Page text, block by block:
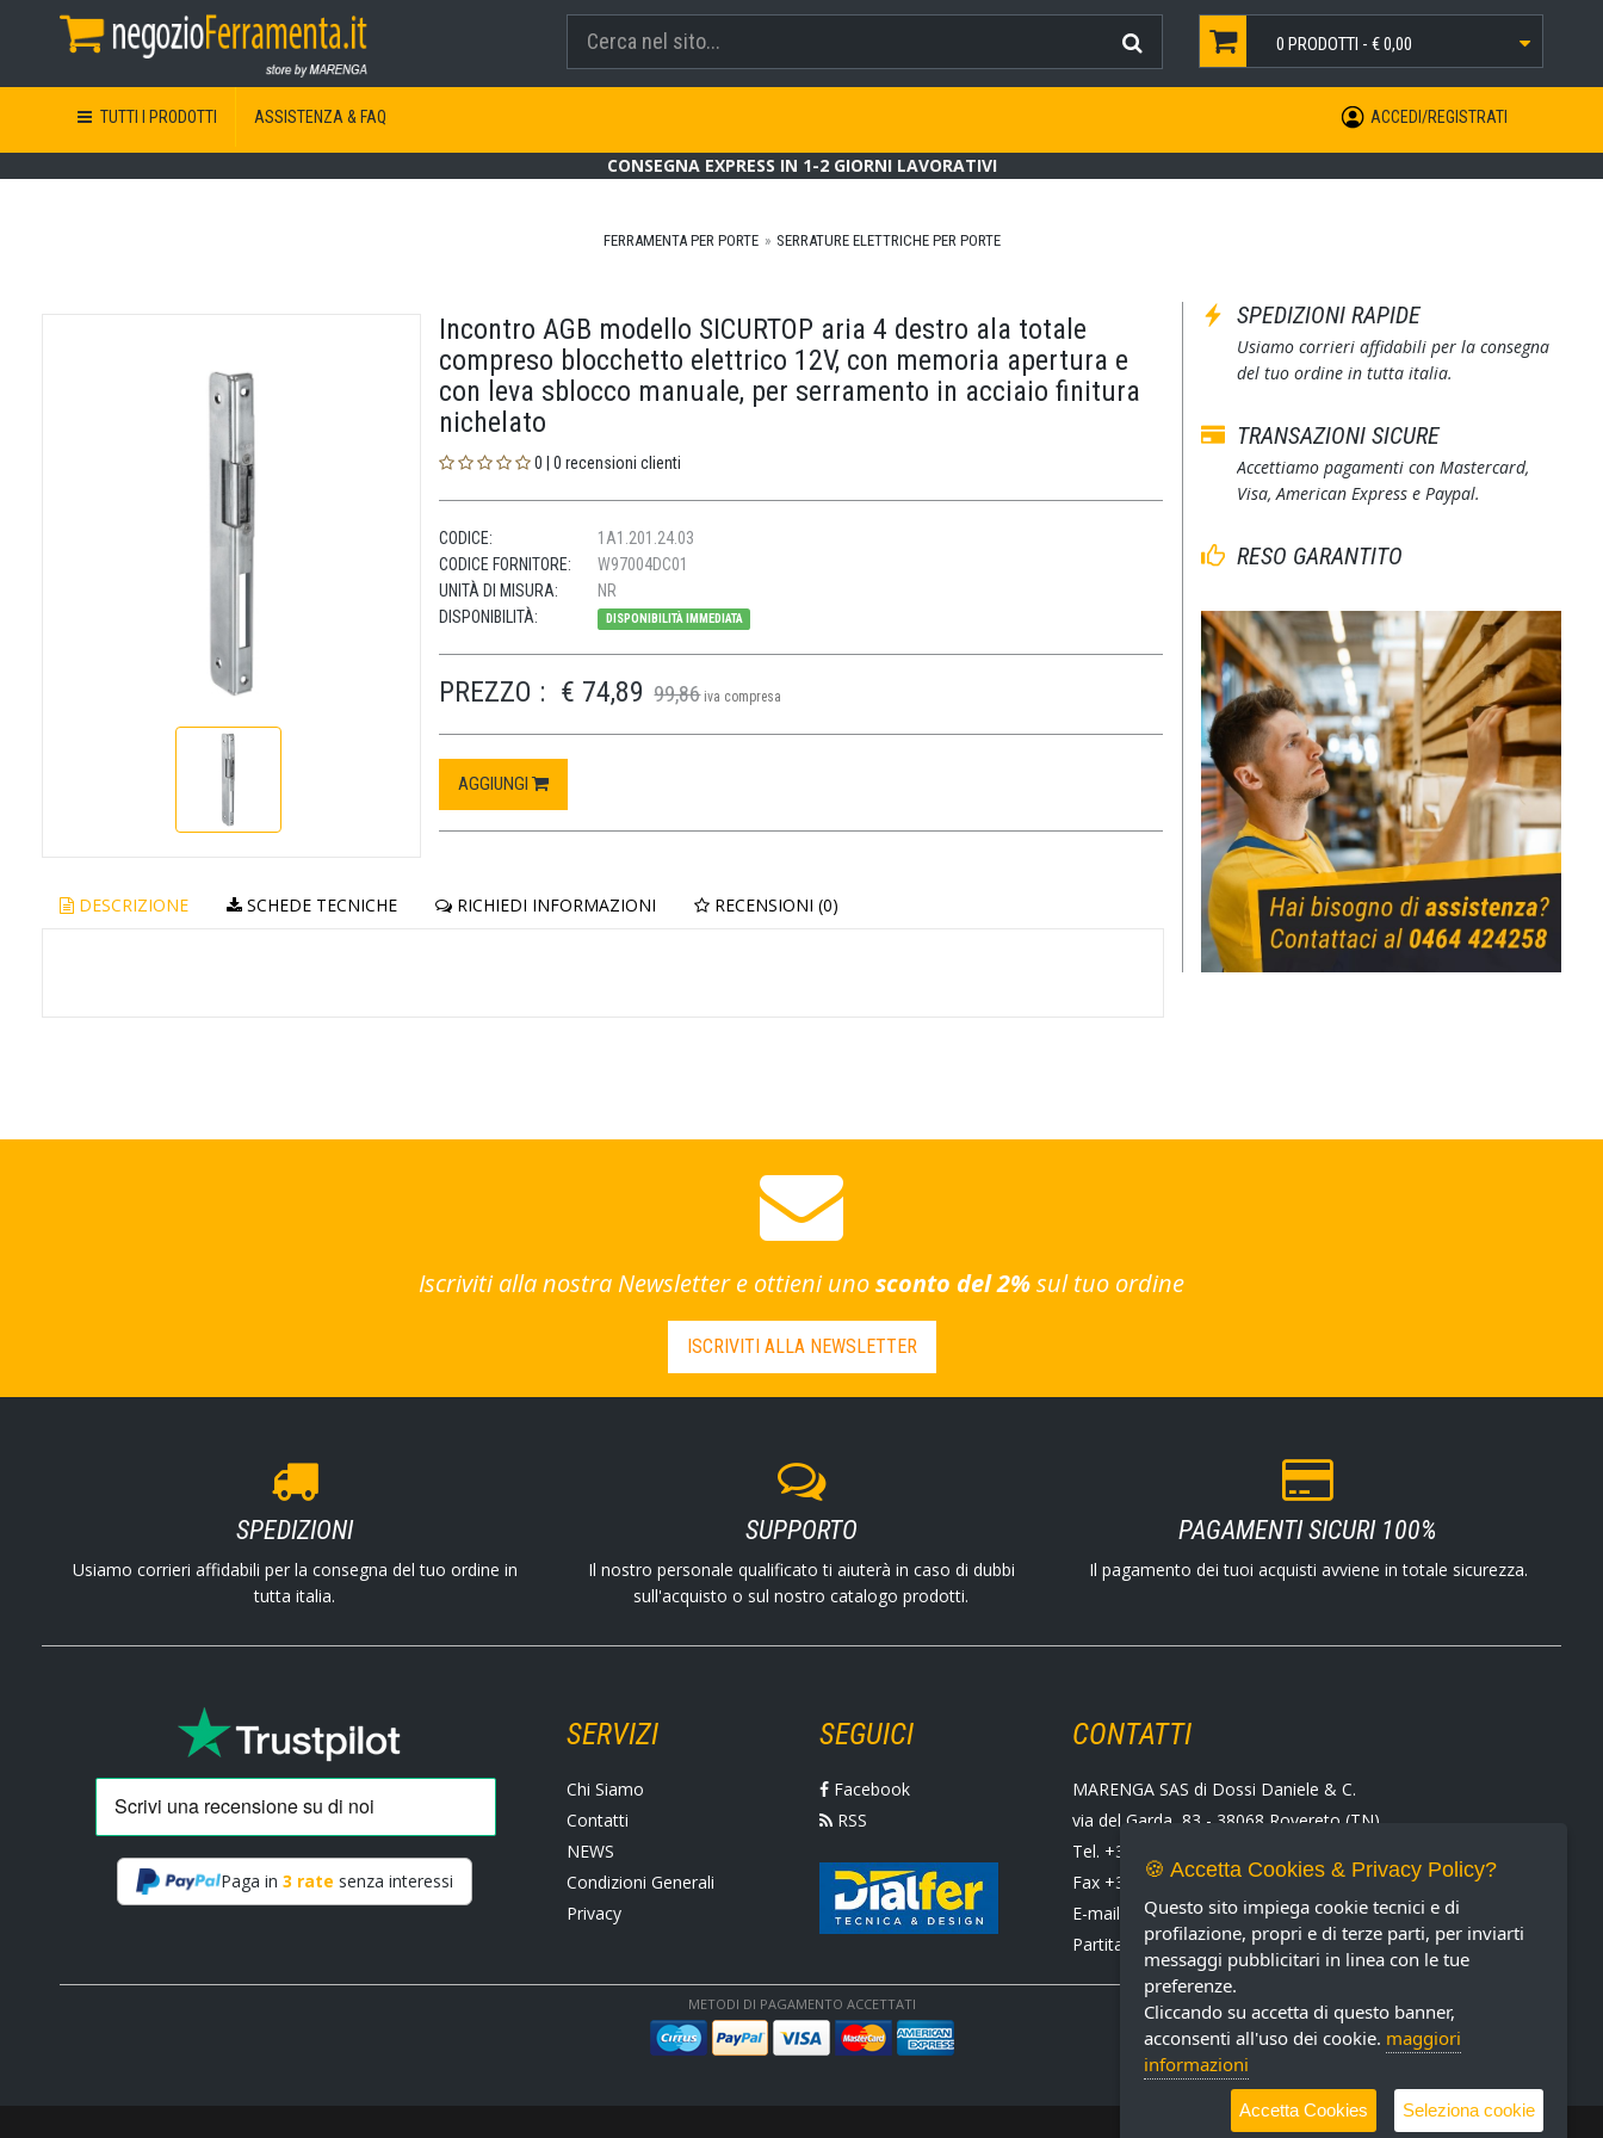
0 PRODOTTI -€ 0,00
TUTTI I PRODOTTI ASSISTENZA & FAQ ACCEDI/REGISTRATI
CONSEGNA EXPRESS IN 1-2 GIORNI LAVORATIVI
FERRAMENTA PER PORTE SERRATURE ELETTRICHE PER PORTE
Incontro AGB modello SICURTOP aria 4 destro ala totale
compreso blocchetto elettrico 12V, con memoria apertura e
con leva sblocco manuale, per serramento in acciaio finitura
nichelato
0 | 0 recensioni clienti
CODICE:
1A1.201.24.03
CODICE FORNITORE:
W97004DC01
UNITÀ DI MISURA:
NR
DISPONIBILITÀ:
DISPONIBILITÀ IMMEDIATA
PREZZO : € 74,89 99,86 iva compresa
AGGIUNGI
DESCRIZIONE SCHEDE TECNICHE RICHIEDI INFORMAZIONI RECENSIONI (0)
SPEDIZIONI RAPIDE
Usiamo corrieri affidabili per la consegna
del tuo ordine in tutta italia.
TRANSAZIONI SICURE
Accettiamo pagamenti con Mastercard,
Visa, American Express e Paypal.
RESO GARANTITO
Iscriviti alla nostra Newsletter e ottieni unosconto del 2%sul tuo ordine
ISCRIVITI ALLA NEWSLETTER
SPEDIZIONI
Usiamo corrieri affidabili per la consegna del tuo ordine in
tutta italia.
SUPPORTO
Il nostro personale qualificato ti aiuterà in caso di dubbi
sull'acquisto o sul nostro catalogo prodotti.
PAGAMENTI SICURI 100%
Il pagamento dei tuoi acquisti avviene in totale sicurezza.
Paga in3 rate senza interessi
SERVIZI
Chi Siamo
Contatti
NEWS
Condizioni Generali
Privacy
SEGUICI
Facebook
RSS
CONTATTI
MARENGA SAS di Dossi Daniele & C.
via del Garda, 83 - 38068 Rovereto (TN)
Tel. +39 0464 424258
Fax +39 0464 430938
E-mail:
marenga@marenga.it
Partita IVA IT02232370227
METODI DI PAGAMENTO ACCETTATI
🍪 Accetta Cookies & Privacy Policy?
Questo sito impiega cookie tecnici e di
profilazione, propri e di terze parti, per inviarti
messaggi pubblicitari in linea con le tue
preferenze.
Cliccando su accetta di questo banner,
acconsenti all'uso dei cookie. maggiori
informazioni
Accetta Cookies Seleziona cookie